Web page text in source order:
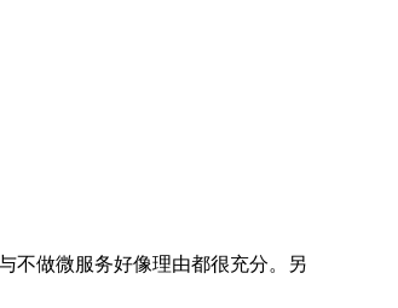
不做微服务好像理由都很充分。另